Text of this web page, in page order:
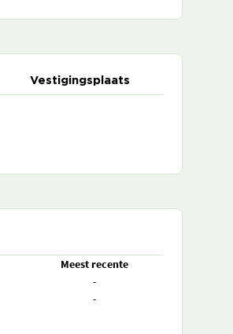
Vestigingsplaats
Meest recente
-
-